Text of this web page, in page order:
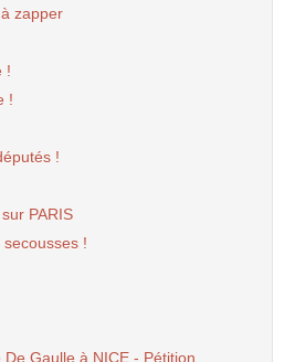
zapper
!
!
!
PARIS
!
Gaulle à NICE - Pétition